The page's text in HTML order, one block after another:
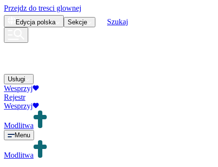
Przejdz do tresci glownej
Edycja polska Sekcje Szukaj
Usługi
Wesprzyj
Rejestr
Wesprzyj
Modlitwa
Menu
Modlitwa